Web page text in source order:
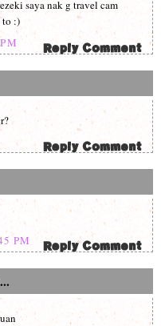
saya nak g travel cam
:)
PM